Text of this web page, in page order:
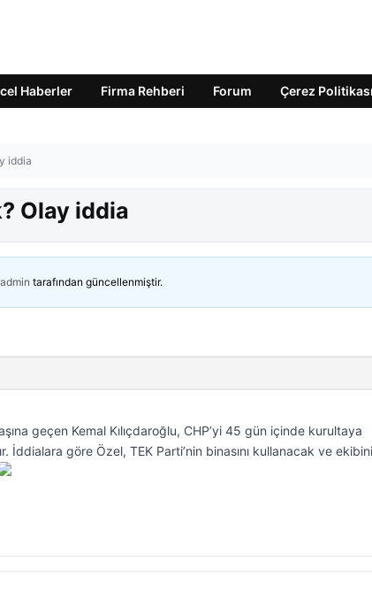
Haberler Firma Rehberi Forum Çerez Politikası
iddia
Olay iddia
admin tarafından güncellenmiştir.
geçen Kemal Kılıçdaroğlu, CHP’yi 45 gün içinde kurultaya
İddialara göre Özel, TEK Parti’nin binasını kullanacak ve ekibini